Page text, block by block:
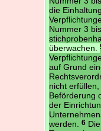
die
Nummer 3
überwachen.
auf Grund
nicht
Beförderung
der
werden.
6Die